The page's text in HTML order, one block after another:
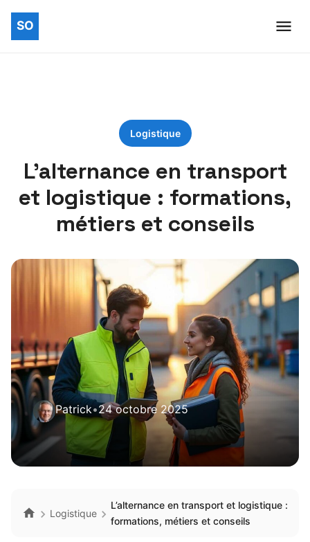
Logistique
L’alternance en transport
et logistique : formations,
métiers et conseils
Patrick•24 octobre 2025
Logistique
L’alternance en transport et logistique :
formations, métiers et conseils